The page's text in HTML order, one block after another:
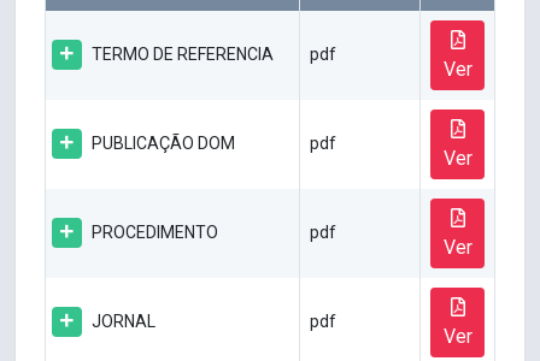
TERMO DE REFERENCIA pdf
Ver
PUBLICAÇÃO DOM pdf
Ver
PROCEDIMENTO pdf
Ver
JORNAL pdf
Ver